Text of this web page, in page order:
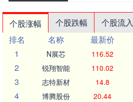
个股涨幅 个股跌幅 个股流入
排名
名称 最新价
1
N展芯 116.52
2 锐翔智能 110.02
3 志特新材 14.8
4 博腾股份 20.44